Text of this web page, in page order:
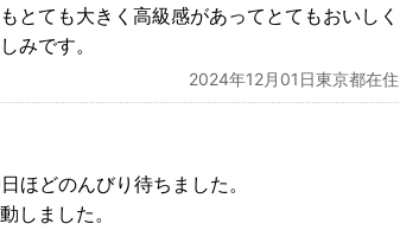
とても大きく高級感があってとてもおいしく
みです。
2024年12月01日東京都在住
ほどのんびり待ちました。
しました。